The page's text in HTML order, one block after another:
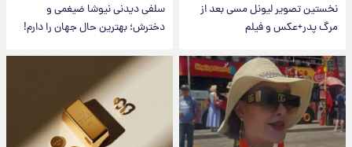
نخستین تصویر لیونل مسی بعد از
مرگ پدر+عکس و فیلم
سلفی دیدنی نیوشا ضیغمی و
دخترش؛ بهترین حال جهان را دارم!